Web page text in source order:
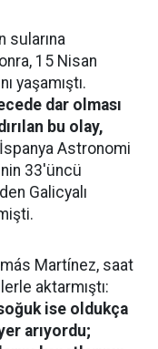
sularına
15 Nisan
yaşamıştı.
dar olması
bu olay,
İspanya Astronomi
33'üncü
Galicyalı
Martínez, saat
aktarmıştı:
ise oldukça
arıyordu;